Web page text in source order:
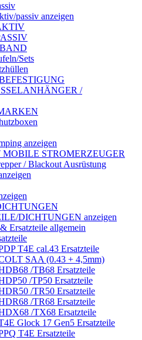
passiv anzeigen
Sets
/
anzeigen
MOBILE STROMERZEUGER
/ Blackout Ausrüstung
DICHTUNGEN anzeigen
Ersatzteile allgemein
T4E cal.43 Ersatzteile
SAA (0.43 + 4,5mm)
/TB68 Ersatzteile
/TP50 Ersatzteile
/TR50 Ersatzteile
/TR68 Ersatzteile
/TX68 Ersatzteile
Glock 17 Gen5 Ersatzteile
T4E Ersatzteile